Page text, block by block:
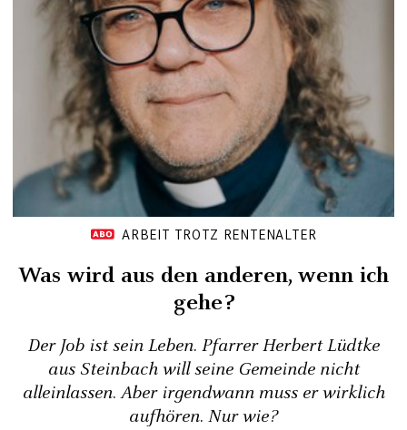
ARBEIT TROTZ RENTENALTER
Was wird aus den anderen, wenn ich
gehe?
Der Job ist sein Leben. Pfarrer Herbert Lüdtke
aus Steinbach will seine Gemeinde nicht
alleinlassen. Aber irgendwann muss er wirklich
aufhören. Nur wie?